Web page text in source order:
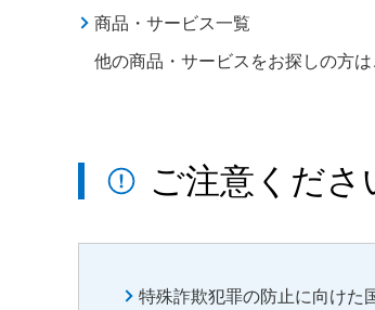
商品・サービス一覧
他の商品・サービスをお探しの方は
ご注意くださ
特殊詐欺犯罪の防止に向けた